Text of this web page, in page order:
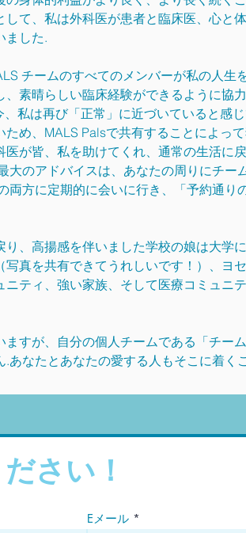
て、私は外科医が患者と臨床医、心と
ました.
チームのすべてのメンバーが私の人生
素晴らしい臨床経験ができるように協
私は再び「正常」に近づいていると感
め、MALS Palsで共有することによっ
が皆、私を助けてくれ、通常の生活に
大のアドバイスは、あなたの周りにチー
両方に定期的に会いに行き、「予約通り
、高揚感を伴いました学校の娘は大学
真を共有できてうれしいです！）、ヨ
ティ、強い家族、そして医療コミュニ
すが、自分の個人チームである「チー
なたとあなたの愛する人もそこに着く
さい！
Eメール